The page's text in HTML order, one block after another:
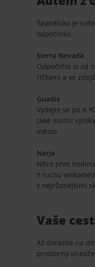
Španělsko je
odpočinku.
Sierra Nevada
Odpočiňte si od
říčkami a ve
Guadix
Vydejte se po A-
také místní
město.
Nerja
Něco přes
z ruchu
s nejrůznějšími
Vaše
Až dorazíte na
prostorný